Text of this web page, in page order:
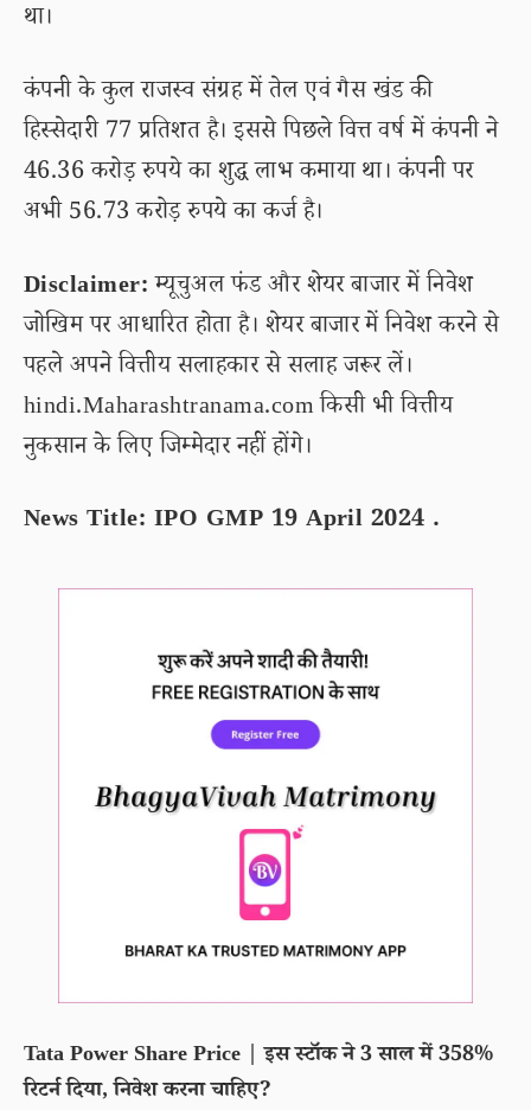
था।
कंपनी के कुल राजस्व संग्रह में तेल एवं गैस खंड की
हिस्सेदारी 77 प्रतिशत है। इससे पिछले वित्त वर्ष में कंपनी ने
46.36 करोड़ रुपये का शुद्ध लाभ कमाया था। कंपनी पर
अभी 56.73 करोड़ रुपये का कर्ज है।
Disclaimer:म्यूचुअल फंड और शेयर बाजार में निवेश
जोखिम पर आधारित होता है। शेयर बाजार में निवेश करने से
पहले अपने वित्तीय सलाहकार से सलाह जरूर लें।
hindi.Maharashtranama.com किसी भी वित्तीय
नुकसान के लिए जिम्मेदार नहीं होंगे।
News Title: IPO GMP 19 April 2024 .
Tata Power Share Price | इस स्टॉक ने 3 साल में 358%
रिटर्न दिया, निवेश करना चाहिए?